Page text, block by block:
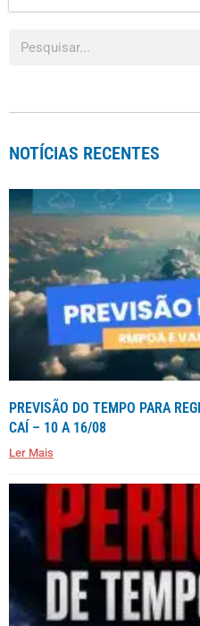
NOTÍCIAS RECENTES
PREVISÃO DO TEMPO PARA
CAÍ – 10 A 16/08
Ler Mais